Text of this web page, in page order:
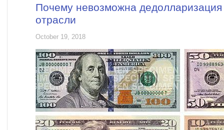
Почему невозможна дедолларизация
отрасли
October 19, 2018